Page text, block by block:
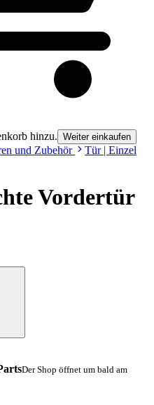
hinzu. Weiter einkaufen
und Zubehör
Tür | Einzel
Vordertür
Der Shop öffnet um bald am